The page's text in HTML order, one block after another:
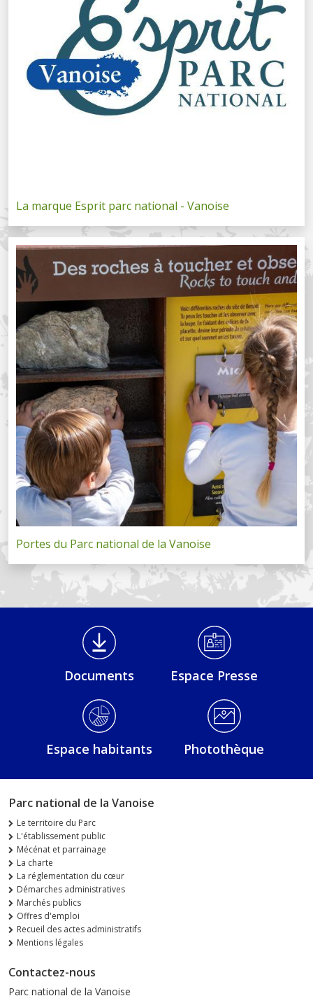
La marque Esprit parc national - Vanoise
Portes du Parc national de la Vanoise
Médiathèque Footer
Documents Espace Presse
Espace habitants Photothèque
Parc national de la Vanoise
Le territoire du Parc
L'établissement public
Mécénat et parrainage
La charte
La réglementation du cœur
Démarches administratives
Marchés publics
Offres d'emploi
Recueil des actes administratifs
Mentions légales
Contactez-nous
Parc national de la Vanoise